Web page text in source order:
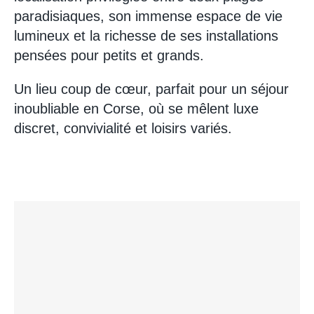
paradisiaques, son immense espace de vie
lumineux et la richesse de ses installations
pensées pour petits et grands.
Un lieu coup de cœur, parfait pour un séjour
inoubliable en Corse, où se mêlent luxe
discret, convivialité et loisirs variés.